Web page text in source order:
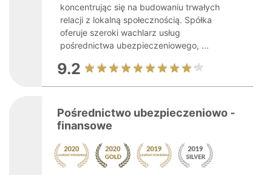
koncentrując się na budowaniu trwałych
relacji z lokalną społecznością. Spółka
oferuje szeroki wachlarz usług
pośrednictwa ubezpieczeniowego, ...
9.2
Pośrednictwo ubezpieczeniowo -
finansowe